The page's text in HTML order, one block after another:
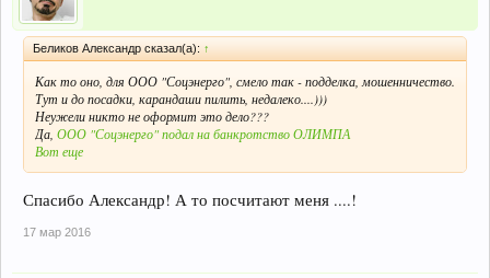
Беликов Александр сказал(а): ↑
Как то оно, для ООО "Соцэнерго", смело так - подделка, мошенничество.
Тут и до посадки, карандаши пилить, недалеко....)))
Неужели никто не оформит это дело???
Да, ООО "Соцэнерго" подал на банкротство ОЛИМПА
Вот еще
Спасибо Александр! А то посчитают меня ....!
17 мар 2016